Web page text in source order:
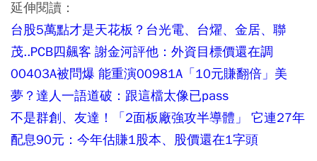
延伸閱讀：
台股5萬點才是天花板？台光電、台燿、金居、聯
茂..PCB四飆客 謝金河評他：外資目標價還在調
00403A被問爆 能重演00981A「10元賺翻倍」美
夢？達人一語道破：跟這檔太像已pass
不是群創、友達！「2面板廠強攻半導體」 它連27年
配息90元：今年估賺1股本、股價還在1字頭